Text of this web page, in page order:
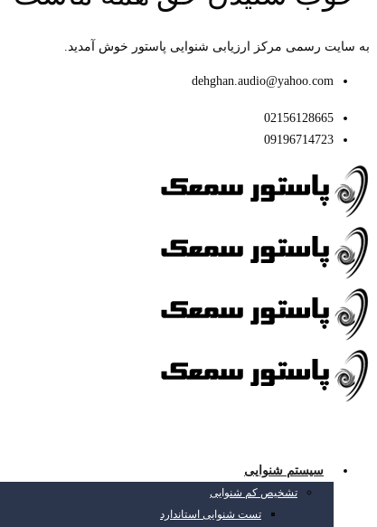
به سایت رسمی مرکز ارزیابی شنوایی پاستور خوش آمدید.
dehghan.audio@yahoo.com
02156128665
09196714723
سیستم شنوایی
تشخیص کم شنوایی
تست شنوایی استاندارد